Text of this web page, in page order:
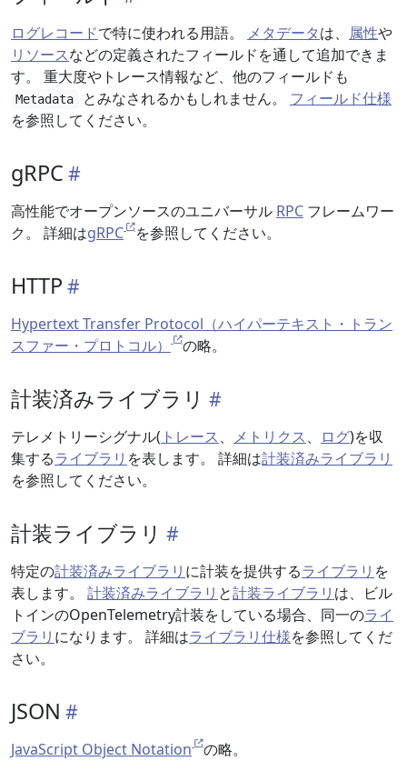
ログレコードで特に使われる用語。 メタデータは、 属性や
リソースなどの定義されたフィールドを通して追加できま
す。 重大度やトレース情報など、他のフィールドも
Metadata とみなされるかもしれません。 フィールド仕様
を参照してください。
gRPC
高性能でオープンソースのユニバーサル RPC フレームワー
ク。 詳細はgRPC を参照してください。
HTTP
Hypertext Transfer Protocol（ハイパーテキスト・トラン
スファー・プロトコル）
の略。
計装済みライブラリ
テレメトリーシグナル( トレース、 メトリクス、 ログ)を収
集するライブラリ を表します。 詳細は計装済みライブラリ
を参照してください。
計装ライブラリ
特定の計装済みライブラリ に計装を提供するライブラリ を
表します。 計装済みライブラリ と計装ライブラリ は、ビル
トインのOpenTelemetry計装をしている場合、同一のライ
ブラリ になります。 詳細はライブラリ仕様を参照してくだ
さい。
JSON
JavaScript Object Notation の略。